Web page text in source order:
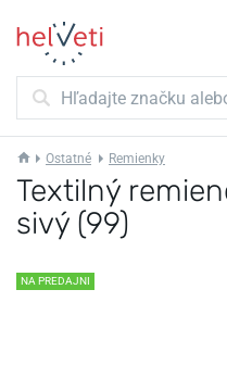
Ostatné Remienky
Textilný
sivý (99)
NA PREDAJNI